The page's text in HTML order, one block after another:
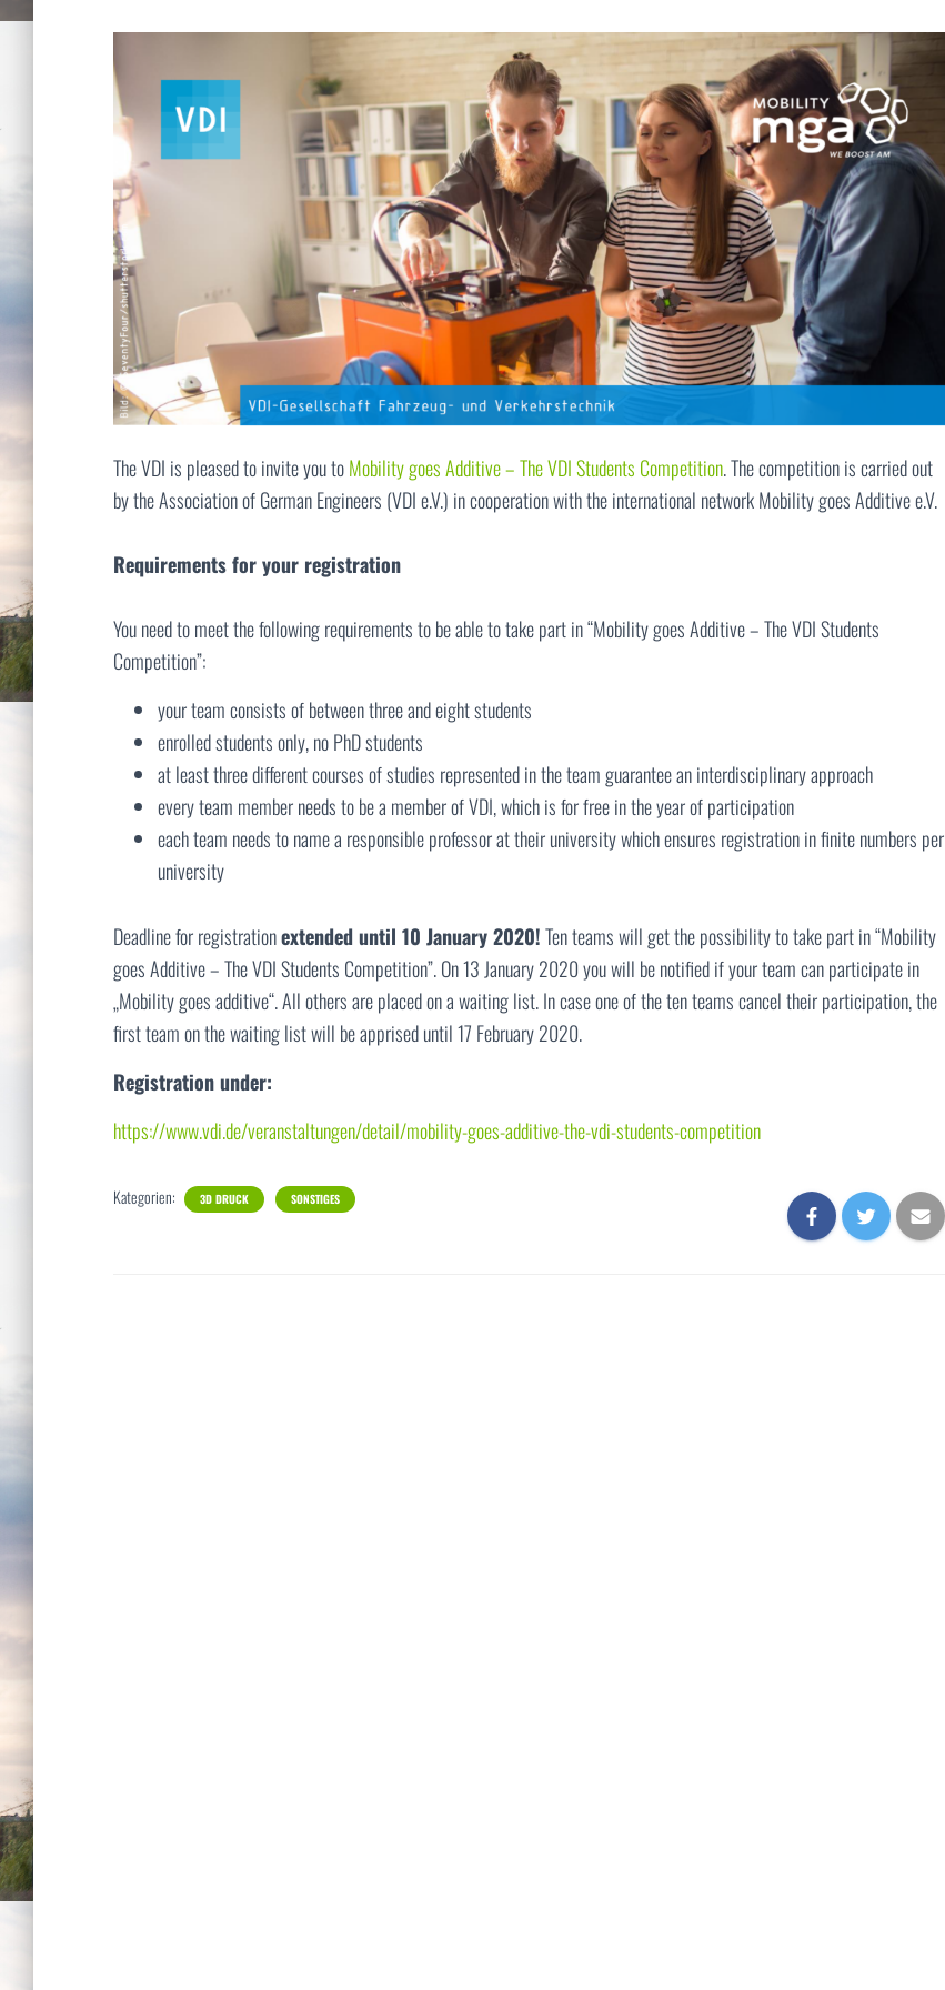
The VDI is pleased to invite you toMobility goes Additive – The VDI Students Competition. The competition is carried out
by the Association of German Engineers (VDI e.V.) in cooperation with the international network Mobility goes Additive e.V.
Requirements for your registration
You need to meet the following requirements to be able to take part in “Mobility goes Additive – The VDI Students
Competition”:
your team consists of between three and eight students
enrolled students only, no PhD students
at least three different courses of studies represented in the team guarantee an interdisciplinary approach
every team member needs to be a member of VDI, which is for free in the year of participation
each team needs to name a responsible professor at their university which ensures registration in finite numbers per
university
Deadline for registrationextended until 10 January 2020!Ten teams will get the possibility to take part in “Mobility
goes Additive – The VDI Students Competition”. On 13 January 2020 you will be notified if your team can participate in
„Mobility goes additive“. All others are placed on a waiting list. In case one of the ten teams cancel their participation, the
first team on the waiting list will be apprised until 17 February 2020.
Registration under:
https://www.vdi.de/veranstaltungen/detail/mobility-goes-additive-the-vdi-students-competition
Kategorien: 3D DRUCK SONSTIGES